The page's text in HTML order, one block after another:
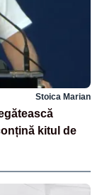
Stoica Marian
kitul de